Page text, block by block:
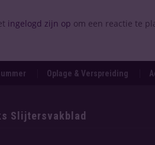
ingelogd zijn op om een reactie te
Oplage & Verspreiding
Slijtersvakblad